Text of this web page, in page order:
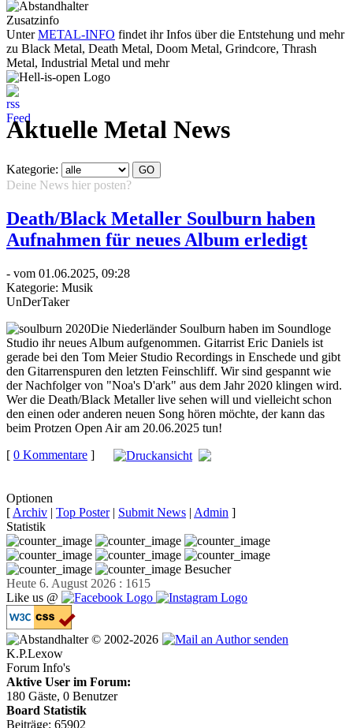
Zusatzinfo
UnterMETAL-INFO findet ihr Infos über die Entstehung und mehr
zu Black Metal, Death Metal, Doom Metal, Grindcore, Thrash
Metal, Industrial Metal und mehr
Aktuelle Metal News
Kategorie:
Deine News hier posten?
Death/Black Metaller Soulburn haben
Aufnahmen für neues Album erledigt
- vom 01.06.2025, 09:28
Kategorie: Musik
UnDerTaker
Die Niederländer Soulburn haben im Soundloge
Studio ihr neues Album aufgenommen. Gitarrist Eric Daniels ist
gerade bei den Tom Meier Studio Recordings in Enschede und gibt
den Gitarrenspuren den letzten Feinschliff. Wir sind gespannt wie
der Nachfolger von "Noa's D'ark" aus dem Jahr 2020 klingen wird.
Wer die Death/Black Metaller live sehen will und vielleicht schon
den einen oder anderen neuen Song hören möchte, der kann das
beim Protzen Open Air am 20.06.2025 tun!
[ 0 Kommentare ]
Optionen
[ Archiv | Top Poster| Submit News | Admin ]
Statistik
Besucher
Heute 6. August 2026 : 1615
Like us @
© 2002-2026
K.P.Lexow
Forum Info's
Aktive User im Forum:
180 Gäste, 0 Benutzer
Board Statistik
Beiträge: 65902